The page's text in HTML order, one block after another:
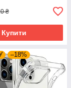
₴
Купити
–18%